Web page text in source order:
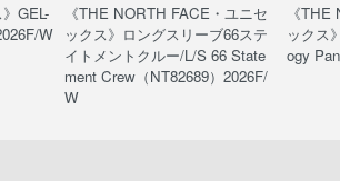
GEL-
W
《THE NORTH FACE・ユニセ
ックス》ロングスリーブ66ステ
イトメントクルー/L/S 66 State
ment Crew（NT82689）2026F/
W
《
ックス
ogy